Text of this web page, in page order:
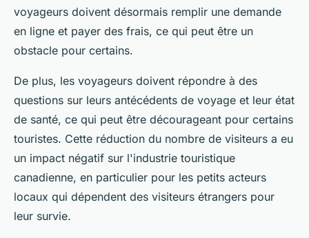
voyageurs doivent désormais remplir une demande
en ligne et payer des frais, ce qui peut être un
obstacle pour certains.
De plus, les voyageurs doivent répondre à des
questions sur leurs antécédents de voyage et leur état
de santé, ce qui peut être décourageant pour certains
touristes. Cette réduction du nombre de visiteurs a eu
un impact négatif sur l'industrie touristique
canadienne, en particulier pour les petits acteurs
locaux qui dépendent des visiteurs étrangers pour
leur survie.